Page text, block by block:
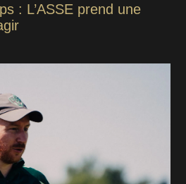
: L’ASSE prend une